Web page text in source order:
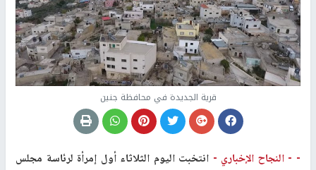
قرية الجديدة في محافظة جنين
- -النجاح الإخباري - انتخبت اليوم الثلاثاء أول إمرأة لرئاسة مجلس